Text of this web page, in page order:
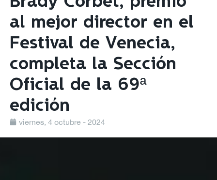
al mejor director en el
Festival de Venecia,
completa la Sección
Oficial de la 69ª
edición
viernes, 4 octubre - 2024